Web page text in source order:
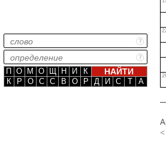
П О М О Щ Н И
К
К
Р О С С В О Р Д И С Т А
<